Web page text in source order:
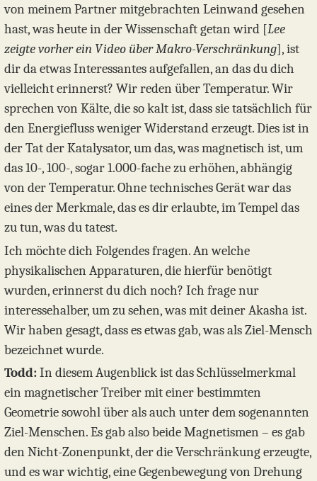
von meinem Partner mitgebrachten Leinwand gesehen
hast, was heute in der Wissenschaft getan wird [Lee
zeigte vorher ein Video über Makro-Verschränkung], ist
dir da etwas Interessantes aufgefallen, an das du dich
vielleicht erinnerst? Wir reden über Temperatur. Wir
sprechen von Kälte, die so kalt ist, dass sie tatsächlich für
den Energiefluss weniger Widerstand erzeugt. Dies ist in
der Tat der Katalysator, um das, was magnetisch ist, um
das 10-, 100-, sogar 1.000-fache zu erhöhen, abhängig
von der Temperatur. Ohne technisches Gerät war das
eines der Merkmale, das es dir erlaubte, im Tempel das
zu tun, was du tatest.
Ich möchte dich Folgendes fragen. An welche
physikalischen Apparaturen, die hierfür benötigt
wurden, erinnerst du dich noch? Ich frage nur
interessehalber, um zu sehen, was mit deiner Akasha ist.
Wir haben gesagt, dass es etwas gab, was als Ziel-Mensch
bezeichnet wurde.
Todd: In diesem Augenblick ist das Schlüsselmerkmal
ein magnetischer Treiber mit einer bestimmten
Geometrie sowohl über als auch unter dem sogenannten
Ziel-Menschen. Es gab also beide Magnetismen – es gab
den Nicht-Zonenpunkt, der die Verschränkung erzeugte,
und es war wichtig, eine Gegenbewegung von Drehung